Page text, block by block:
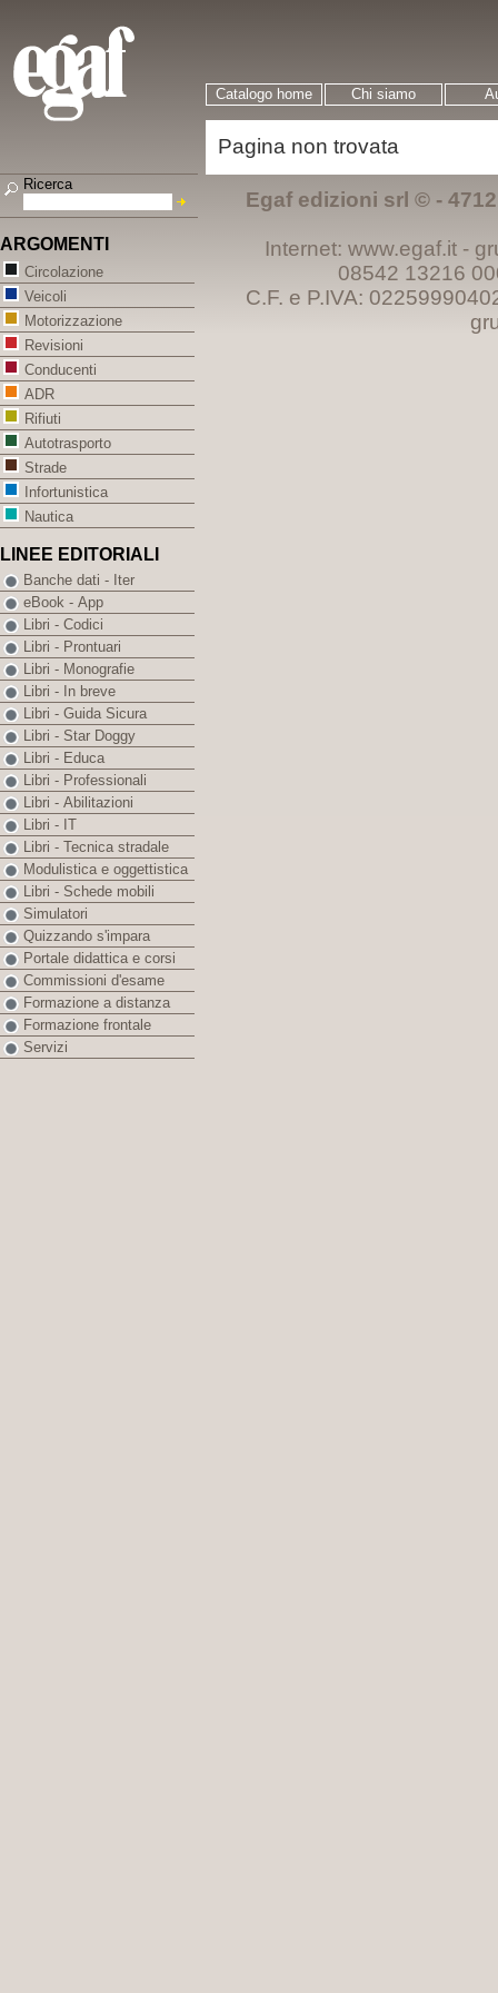
Catalogo home Chi siamo
Pagina non trovata
Egaf edizioni srl © -
Internet: www.egaf.it -
08542 13216
C.F. e P.IVA:
Ricerca
ARGOMENTI
Circolazione
Veicoli
Motorizzazione
Revisioni
Conducenti
ADR
Rifiuti
Autotrasporto
Strade
Infortunistica
Nautica
LINEE EDITORIALI
Banche dati - Iter
eBook - App
Libri - Codici
Libri - Prontuari
Libri - Monografie
Libri - In breve
Libri - Guida Sicura
Libri - Star Doggy
Libri - Educa
Libri - Professionali
Libri - Abilitazioni
Libri - IT
Libri - Tecnica stradale
Modulistica e oggettistica
Libri - Schede mobili
Simulatori
Quizzando s'impara
Portale didattica e corsi
Commissioni d'esame
Formazione a distanza
Formazione frontale
Servizi